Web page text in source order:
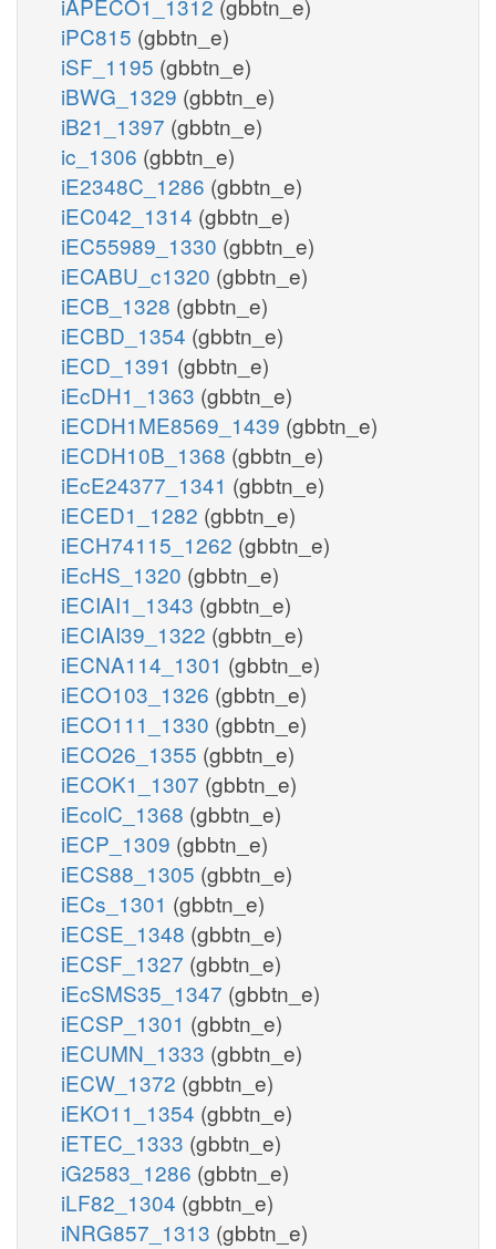
iPC815 (gbbtn_e)
iSF_1195 (gbbtn_e)
iBWG_1329 (gbbtn_e)
iB21_1397 (gbbtn_e)
ic_1306 (gbbtn_e)
iE2348C_1286 (gbbtn_e)
iEC042_1314 (gbbtn_e)
iEC55989_1330 (gbbtn_e)
iECABU_c1320 (gbbtn_e)
iECB_1328 (gbbtn_e)
iECBD_1354 (gbbtn_e)
iECD_1391 (gbbtn_e)
iEcDH1_1363 (gbbtn_e)
iECDH1ME8569_1439 (gbbtn_e)
iECDH10B_1368 (gbbtn_e)
iEcE24377_1341 (gbbtn_e)
iECED1_1282 (gbbtn_e)
iECH74115_1262 (gbbtn_e)
iEcHS_1320 (gbbtn_e)
iECIAI1_1343 (gbbtn_e)
iECIAI39_1322 (gbbtn_e)
iECNA114_1301 (gbbtn_e)
iECO103_1326 (gbbtn_e)
iECO111_1330 (gbbtn_e)
iECO26_1355 (gbbtn_e)
iECOK1_1307 (gbbtn_e)
iEcolC_1368 (gbbtn_e)
iECP_1309 (gbbtn_e)
iECS88_1305 (gbbtn_e)
iECs_1301 (gbbtn_e)
iECSE_1348 (gbbtn_e)
iECSF_1327 (gbbtn_e)
iEcSMS35_1347 (gbbtn_e)
iECSP_1301 (gbbtn_e)
iECUMN_1333 (gbbtn_e)
iECW_1372 (gbbtn_e)
iEKO11_1354 (gbbtn_e)
iETEC_1333 (gbbtn_e)
iG2583_1286 (gbbtn_e)
iLF82_1304 (gbbtn_e)
iNRG857_1313 (gbbtn_e)